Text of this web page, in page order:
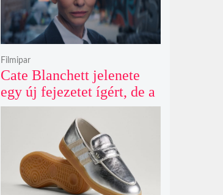
Cate Blanchett jelenete
egy új fejezetet ígért, de a
Netflix törölte David
Fincher Squid Game
Filmipar